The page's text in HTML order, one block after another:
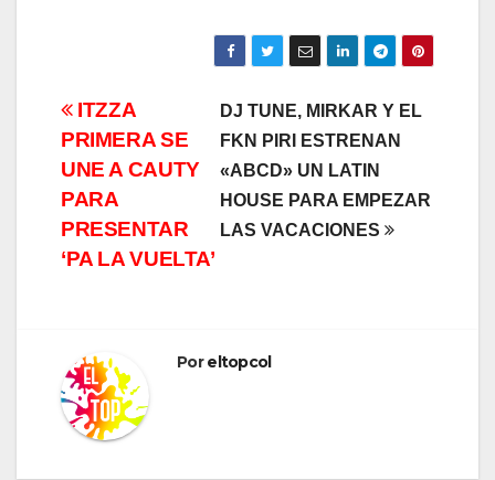
Navegación
de
entradas
DJ TUNE, MIRKAR Y EL
FKN PIRI ESTRENAN
«ABCD» UN LATIN
HOUSE PARA EMPEZAR
LAS VACACIONES
ITZZA
PRIMERA SE
UNE A CAUTY
PARA
PRESENTAR
‘PA LA VUELTA’
Poreltopcol